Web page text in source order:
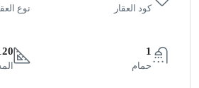
كود العقار نوع
1
حمام
120